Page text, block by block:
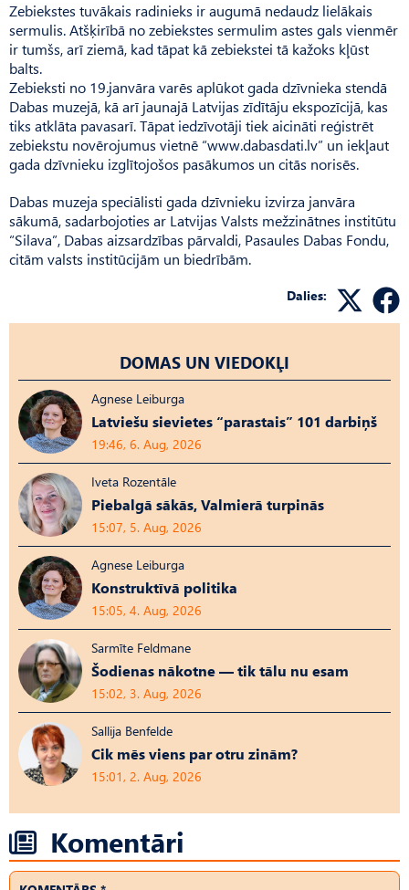
Zebiekstes tuvākais radinieks ir augumā nedaudz lielākais
sermulis. Atšķirībā no zebiekstes sermulim astes gals vienmēr
ir tumšs, arī ziemā, kad tāpat kā zebiekstei tā kažoks kļūst
balts.
Zebieksti no 19.janvāra varēs aplūkot gada dzīvnieka stendā
Dabas muzejā, kā arī jaunajā Latvijas zīdītāju ekspozīcijā, kas
tiks atklāta pavasarī. Tāpat iedzīvotāji tiek aicināti reģistrēt
zebiekstu novērojumus vietnē “www.dabasdati.lv” un iekļaut
gada dzīvnieku izglītojošos pasākumos un citās norisēs.
Dabas muzeja speciālisti gada dzīvnieku izvirza janvāra
sākumā, sadarbojoties ar Latvijas Valsts mežzinātnes institūtu
“Silava”, Dabas aizsardzības pārvaldi, Pasaules Dabas Fondu,
citām valsts institūcijām un biedrībām.
Dalies:
DOMAS UN VIEDOKĻI
Agnese Leiburga
Latviešu sievietes “parastais” 101 darbiņš
19:46, 6. Aug, 2026
Iveta Rozentāle
Piebalgā sākās, Valmierā turpinās
15:07, 5. Aug, 2026
Agnese Leiburga
Konstruktīvā politika
15:05, 4. Aug, 2026
Sarmīte Feldmane
Šodienas nākotne — tik tālu nu esam
15:02, 3. Aug, 2026
Sallija Benfelde
Cik mēs viens par otru zinām?
15:01, 2. Aug, 2026
Komentāri